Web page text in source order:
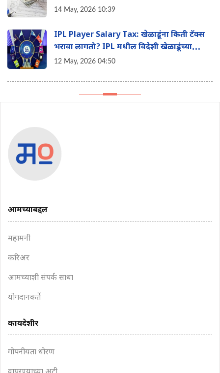
वाचवू शकता तुमचा इन्कम टॅक्स
14 May, 2026 10:39
IPL Player Salary Tax: खेळाडूंना किती टॅक्स
भरावा लागतो? IPL मधील विदेशी खेळाडूंच्या
पगाराचे 'हे' आहे टॅक्स गणित
12 May, 2026 04:50
आमच्याबद्दल
महामनी
करिअर
आमच्याशी संपर्क साधा
योगदानकर्ते
कायदेशीर
गोपनीयता धोरण